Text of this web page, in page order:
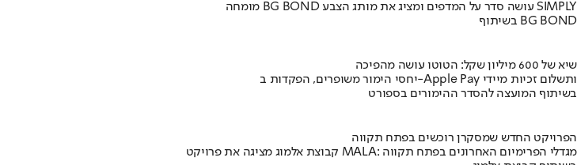
מומחה BG BOND עושה סדר על המדפים ומציג את מותג הצבע SIMPLY
בשיתוף BG BOND
שיא של 600 מיליון שקל: הטוטו עושה מהפיכה
יחסי הימור משופרים, הפקדות ב-Apple Pay ותשלום זכיות מיידי
בשיתוף המועצה להסדר ההימורים בספורט
הפרויקט החדש שמסקרן רוכשים בפתח תקווה
קבוצת אלמוג מציגה את פרויקט MALA: מגדלי הפרימיום האחרונים בפתח תקווה